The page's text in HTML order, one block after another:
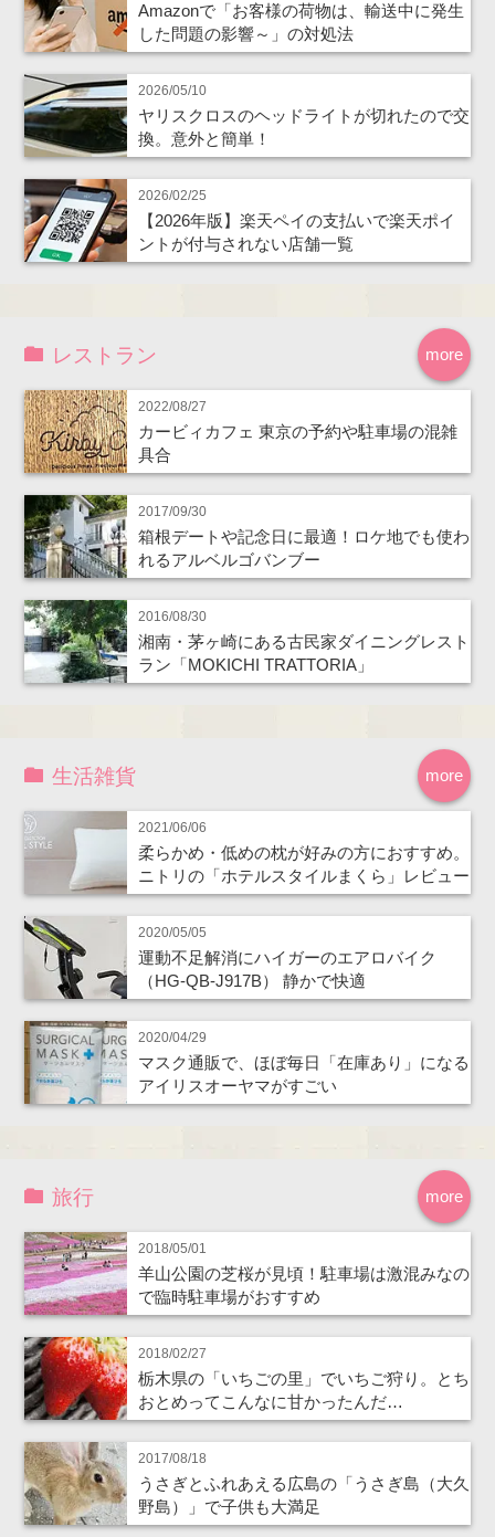
Amazonで「お客様の荷物は、輸送中に発生
した問題の影響～」の対処法
2026/05/10
ヤリスクロスのヘッドライトが切れたので交
換。意外と簡単！
2026/02/25
【2026年版】楽天ペイの支払いで楽天ポイ
ントが付与されない店舗一覧
more
レストラン
2022/08/27
カービィカフェ 東京の予約や駐車場の混雑
具合
2017/09/30
箱根デートや記念日に最適！ロケ地でも使わ
れるアルベルゴバンブー
2016/08/30
湘南・茅ヶ崎にある古民家ダイニングレスト
ラン「MOKICHI TRATTORIA」
more
生活雑貨
2021/06/06
柔らかめ・低めの枕が好みの方におすすめ。
ニトリの「ホテルスタイルまくら」レビュー
2020/05/05
運動不足解消にハイガーのエアロバイク
（HG-QB-J917B） 静かで快適
2020/04/29
マスク通販で、ほぼ毎日「在庫あり」になる
アイリスオーヤマがすごい
more
旅行
2018/05/01
羊山公園の芝桜が見頃！駐車場は激混みなの
で臨時駐車場がおすすめ
2018/02/27
栃木県の「いちごの里」でいちご狩り。とち
おとめってこんなに甘かったんだ…
2017/08/18
うさぎとふれあえる広島の「うさぎ島（大久
野島）」で子供も大満足